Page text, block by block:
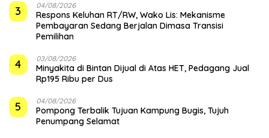
3 04/08/2026
‎Respons Keluhan RT/RW, Wako Lis: Mekanisme
Pembayaran Sedang Berjalan Dimasa Transisi
Pemilihan
4 03/08/2026
Minyakita di Bintan Dijual di Atas HET, Pedagang Jual
Rp195 Ribu per Dus
5 04/08/2026
Pompong Terbalik Tujuan Kampung Bugis, Tujuh
Penumpang Selamat